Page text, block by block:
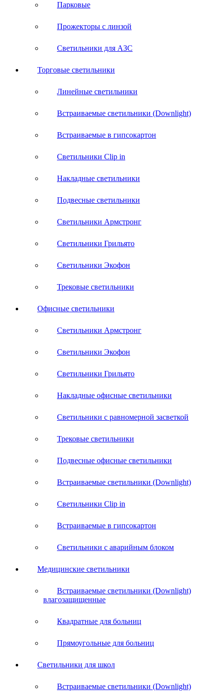
Парковые
Прожекторы с линзой
Светильники для АЗС
Торговые светильники
Линейные светильники
Встраиваемые светильники (Downlight)
Встраиваемые в гипсокартон
Светильники Clip in
Накладные светильники
Подвесные светильники
Светильники Армстронг
Светильники Грильято
Светильники Экофон
Трековые светильники
Офисные светильники
Светильники Армстронг
Светильники Экофон
Светильники Грильято
Накладные офисные светильники
Светильники с равномерной засветкой
Трековые светильники
Подвесные офисные светильники
Встраиваемые светильники (Downlight)
Светильники Clip in
Встраиваемые в гипсокартон
Светильники с аварийным блоком
Медицинские светильники
Встраиваемые светильники (Downlight)
влагозащищенные
Квадратные для больниц
Прямоугольные для больниц
Светильники для школ
Встраиваемые светильники (Downlight)